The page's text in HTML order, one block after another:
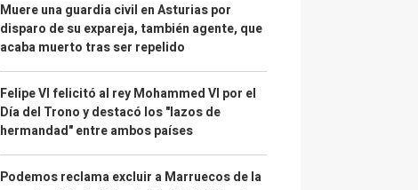
Muere una guardia civil en Asturias por
disparo de su expareja, también agente, que
acaba muerto tras ser repelido
Felipe VI felicitó al rey Mohammed VI por el
Día del Trono y destacó los "lazos de
hermandad" entre ambos países
Podemos reclama excluir a Marruecos de la